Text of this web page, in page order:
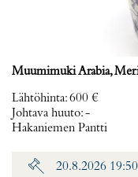
Muumimuki Arabia,
Lähtöhinta:600 €
Johtava huuto:-
Hakaniemen Pantti
20.8.2026